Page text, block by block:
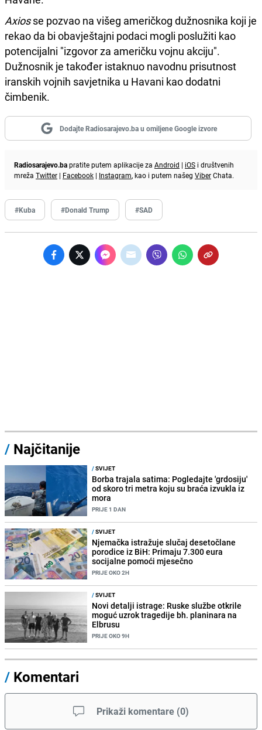
Axiosse pozvao na višeg američkog dužnosnika koji je
rekao da bi obavještajni podaci mogli poslužiti kao
potencijalni "izgovor za američku vojnu akciju".
Dužnosnik je također istaknuo navodnu prisutnost
iranskih vojnih savjetnika u Havani kao dodatni
čimbenik.
Dodajte Radiosarajevo.ba u omiljene Google izvore
Radiosarajevo.bapratite putem aplikacije za Android | iOS i društvenih
mreža Twitter | Facebook | Instagram, kao i putem našeg ViberChata.
#Kuba #Donald Trump #SAD
/ Najčitanije
/SVIJET
Borba trajala satima: Pogledajte 'grdosiju'
od skoro tri metra koju su braća izvukla iz
mora
PRIJE 1 DAN
/SVIJET
Njemačka istražuje slučaj desetočlane
porodice iz BiH: Primaju 7.300 eura
socijalne pomoći mjesečno
PRIJE OKO 2H
/SVIJET
Novi detalji istrage: Ruske službe otkrile
moguć uzrok tragedije bh. planinara na
Elbrusu
PRIJE OKO 9H
/ Komentari
Prikaži komentare (0)